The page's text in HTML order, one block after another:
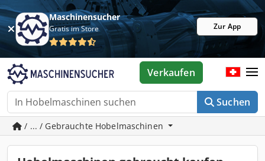
Maschinensucher
Gratis im Store Zur App
Suchen
Verkaufen
/ ... / Gebrauchte Hobelmaschinen